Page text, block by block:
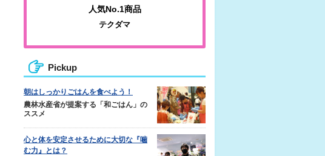
人気No.1商品
テクダマ
Pickup
朝はしっかりごはんを食べよう！
農林水産省が提案する「和ごはん」の
ススメ
心と体を安定させるために大切な『噛
む力』とは？